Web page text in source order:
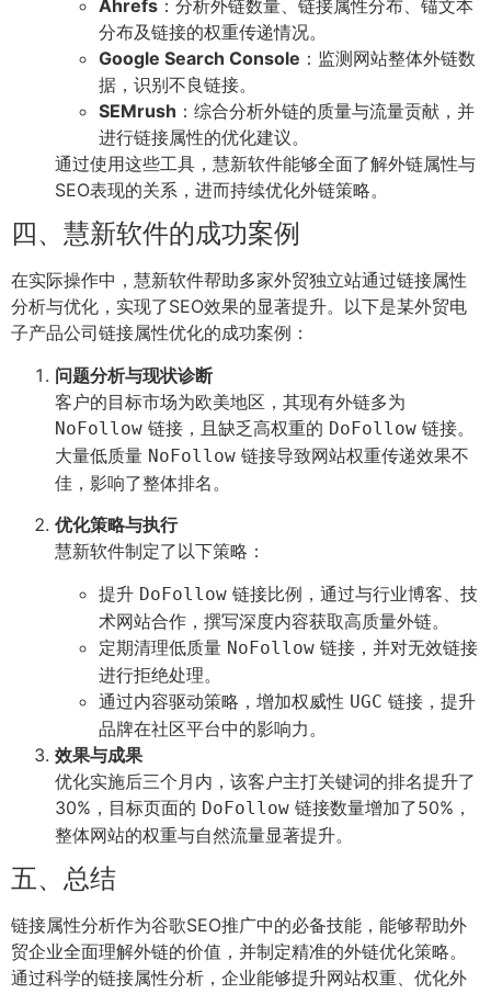
Ahrefs ：分析外链数量、链接属性分布、锚文本
分布及链接的权重传递情况。
Google Search Console ：监测网站整体外链数
据，识别不良链接。
SEMrush ：综合分析外链的质量与流量贡献，并
进行链接属性的优化建议。
通过使用这些工具，慧新软件能够全面了解外链属性与
SEO表现的关系，进而持续优化外链策略。
四、慧新软件的成功案例
在实际操作中，慧新软件帮助多家外贸独立站通过链接属性
分析与优化，实现了SEO效果的显著提升。以下是某外贸电
子产品公司链接属性优化的成功案例：
问题分析与现状诊断
客户的目标市场为欧美地区，其现有外链多为
NoFollow 链接，且缺乏高权重的 DoFollow 链接。
大量低质量 NoFollow 链接导致网站权重传递效果不
佳，影响了整体排名。
优化策略与执行
慧新软件制定了以下策略：
提升 DoFollow 链接比例，通过与行业博客、技
术网站合作，撰写深度内容获取高质量外链。
定期清理低质量 NoFollow 链接，并对无效链接
进行拒绝处理。
通过内容驱动策略，增加权威性 UGC 链接，提升
品牌在社区平台中的影响力。
效果与成果
优化实施后三个月内，该客户主打关键词的排名提升了
30%，目标页面的 DoFollow 链接数量增加了50%，
整体网站的权重与自然流量显著提升。
五、总结
链接属性分析作为谷歌SEO推广中的必备技能，能够帮助外
贸企业全面理解外链的价值，并制定精准的外链优化策略。
通过科学的链接属性分析，企业能够提升网站权重、优化外